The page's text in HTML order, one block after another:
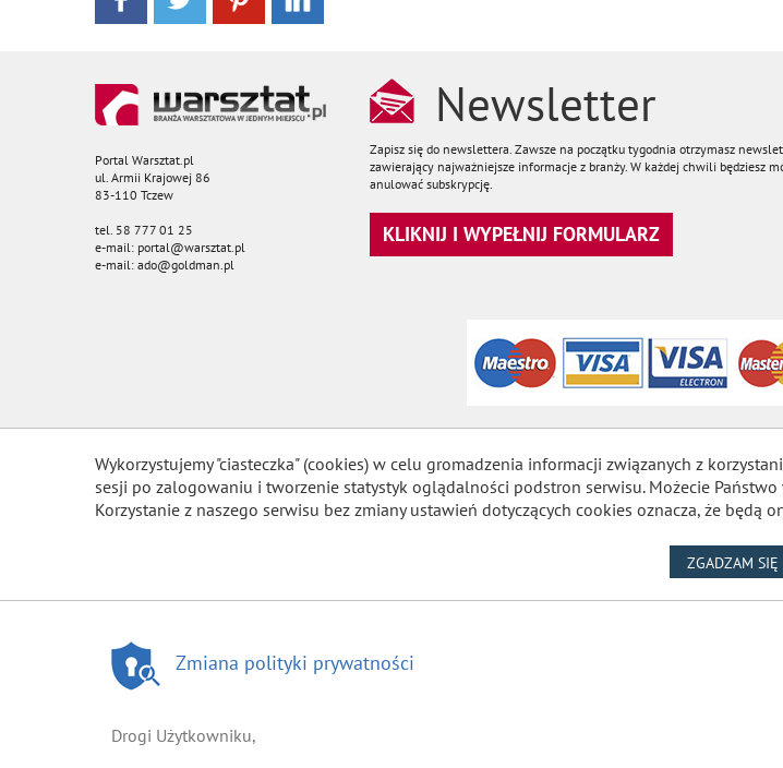
Portal Warsztat.pl
ul. Armii Krajowej 86
83-110 Tczew
tel. 58 777 01 25
e-mail: portal@warsztat.pl
e-mail: ado@goldman.pl
Newsletter
Zapisz się do newslettera. Zawsze na początku tygodnia otrzymasz
zawierający najważniejsze informacje z branży. W każdej chwili będziesz
anulować subskrypcję.
KLIKNIJ I WYPEŁNIJ FORMULARZ
Wykorzystujemy "ciasteczka" (cookies) w celu gromadzenia informacji związanych z
sesji po zalogowaniu i tworzenie statystyk oglądalności podstron serwisu. Możecie
Korzystanie z naszego serwisu bez zmiany ustawień dotyczących cookies oznacza, że będą
ZGADZAM SIĘ
Zmiana polityki prywatności
Drogi Użytkowniku,